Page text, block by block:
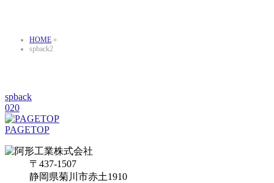
HOME »
spback2
spback
020
PAGETOP
〒437-1507
静岡県菊川市赤土1910